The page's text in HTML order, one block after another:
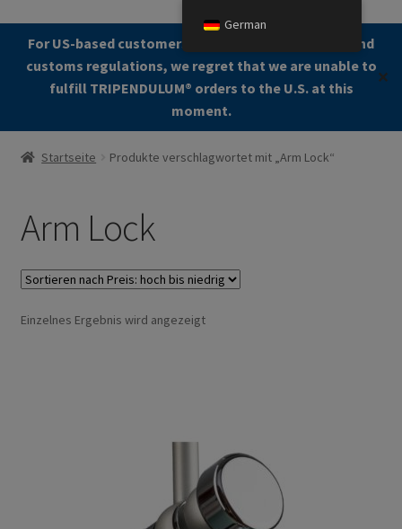
For US-based customers: Due to current shipping and
customs regulations, we regret that we are unable to
fulfill TRIPENDULUM®️ orders to the U.S. at this
moment.
✕
Menü
Start
Allgemeine Geschäftsbedingungen (AGB)
Zur Kasse gehen
Kontakt
Startseite Produkte verschlagwortet mit „Arm Lock“
Arm Lock
Einzelnes Ergebnis wird angezeigt
German